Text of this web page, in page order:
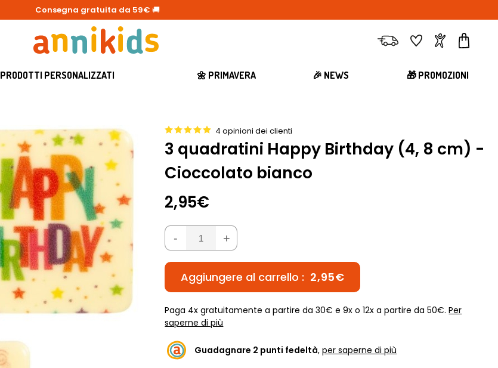
Consegna gratuita da 59€ 🚚
ConsegnaPreferitiAccount
PRODOTTI PERSONALIZZATI 🌼 PRIMAVERA 🎉 NEWS 🎁 PROMOZIONI
4 opinioni dei clienti
3 quadratini Happy Birthday (4, 8 cm) -
Cioccolato bianco
2,95€
- +
Aggiungere al carrello : 2,95€
Paga 4x gratuitamente a partire da 30€ e 9x o 12x a partire da 50€.Per
saperne di più
Guadagnare 2 punti fedeltà,per saperne di più